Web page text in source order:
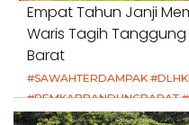
Empat Tahun Janji
Waris Tagih
Barat
#SAWAHTERDAMPAK
#PEMKABBANDUNGBARAT
#HAKPETANI